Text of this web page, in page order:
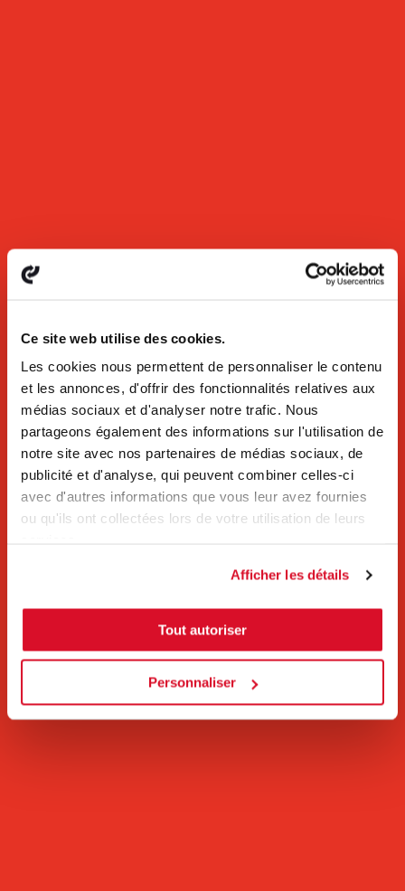
Ce site web utilise des cookies.
Les cookies nous permettent de personnaliser le contenu
et les annonces, d'offrir des fonctionnalités relatives aux
médias sociaux et d'analyser notre trafic. Nous
partageons également des informations sur l'utilisation de
notre site avec nos partenaires de médias sociaux, de
publicité et d'analyse, qui peuvent combiner celles-ci
avec d'autres informations que vous leur avez fournies
ou qu'ils ont collectées lors de votre utilisation de leurs
Afficher les détails
Tout autoriser
Personnaliser